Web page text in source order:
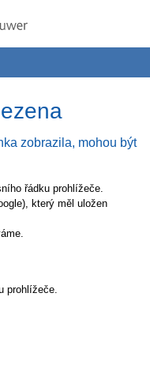
zobrazila, mohou být
řádku prohlížeče.
který měl uložen
prohlížeče.